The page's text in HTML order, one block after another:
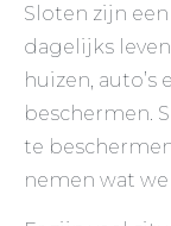
Sloten zijn
dagelijks
huizen,
beschermen.
te
nemen wat